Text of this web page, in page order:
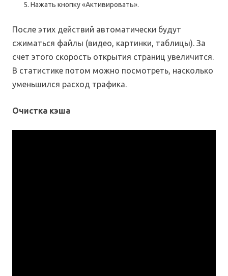
Нажать кнопку «Активировать».
После этих действий автоматически будут
сжиматься файлы (видео, картинки, таблицы). За
счет этого скорость открытия страниц увеличится.
В статистике потом можно посмотреть, насколько
уменьшился расход трафика.
Очистка кэша